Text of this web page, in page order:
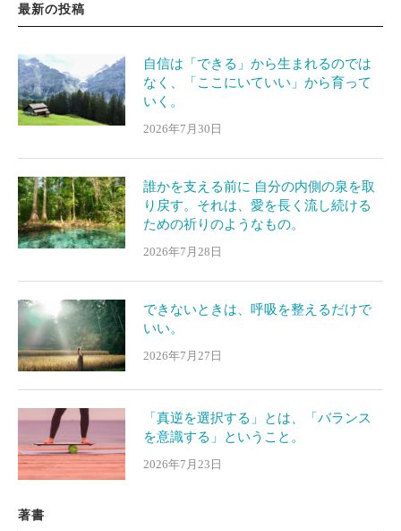
最新の投稿
自信は「できる」から生まれるのでは
なく、「ここにいていい」から育って
いく。
2026年7月30日
誰かを支える前に 自分の内側の泉を取
り戻す。それは、愛を長く流し続ける
ための祈りのようなもの。
2026年7月28日
できないときは、呼吸を整えるだけで
いい。
2026年7月27日
「真逆を選択する」とは、「バランス
を意識する」ということ。
2026年7月23日
著書